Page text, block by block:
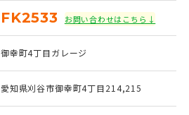
FK2533 お問い合わせはこちら↓
御幸町4丁目ガレージ
愛知県刈谷市御幸町4丁目214,215